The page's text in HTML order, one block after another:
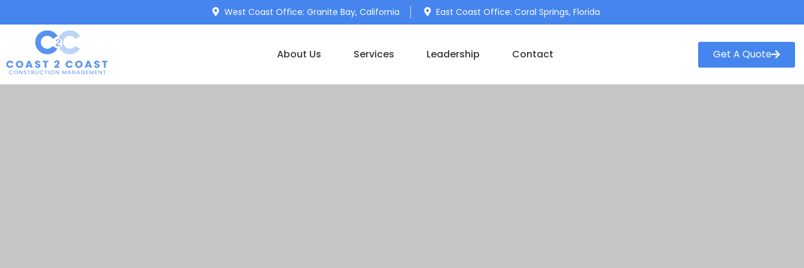
West Coast Office: Granite Bay, California East Coast Office: Coral Springs, Florida
About Us Services Leadership Contact Get A Quote